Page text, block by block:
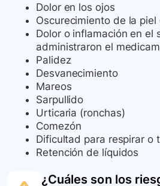
Dolor en los ojos
Oscurecimiento de la piel
Dolor o inflamación en el
administraron el
Palidez
Desvanecimiento
Mareos
Sarpullido
Urticaria (ronchas)
Comezón
Dificultad para respirar o
Retención de líquidos
¿Cuáles son los